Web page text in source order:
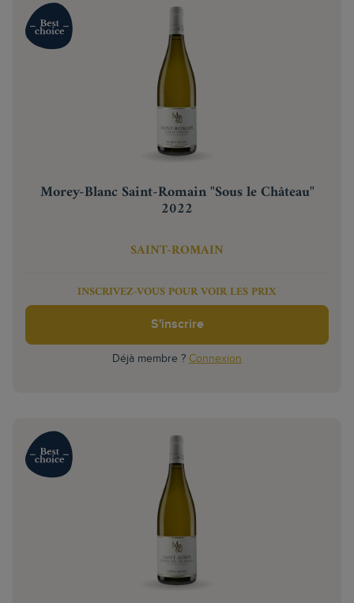
Morey-Blanc Saint-Romain "Sous le Château"
2022
SAINT-ROMAIN
INSCRIVEZ-VOUS POUR VOIR LES PRIX
S'inscrire
Déjà membre ? Connexion